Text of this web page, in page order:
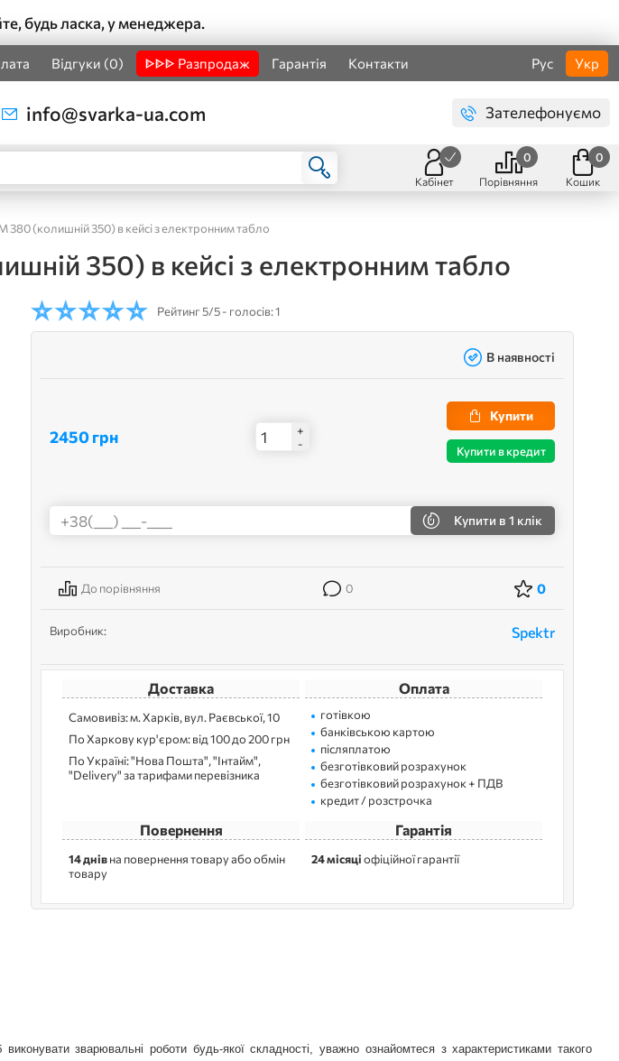
будь ласка, у менеджера.
Відгуки (0) ᐈᐈᐈ Разпродаж Гарантія Контакти Рус Укр
info@svarka-ua.com Зателефонуємо
Кабінет Порівняння
0
Кошик
0
(колишній 350) в кейсі з електронним табло
350) в кейсі з електронним табло
Рейтинг5/5 - голосів: 1
В наявності
2450 грн
+
-
Купити
Купити в кредит
Купити в 1 клік
До порівняння 0 0
Виробник: Spektr
Доставка
Самовивіз: м. Харків, вул. Раєвської, 10
По Харкову кур'єром: від 100 до 200 грн
По Україні: "Нова Пошта", "Інтайм",
"Delivery" за тарифами перевізника
Оплата
готівкою
банківською картою
післяплатою
безготівковий розрахунок
безготівковий розрахунок + ПДВ
кредит / розстрочка
Повернення
14 днівна повернення товару або обмін
товару
Гарантія
24 місяціофіційної гарантії